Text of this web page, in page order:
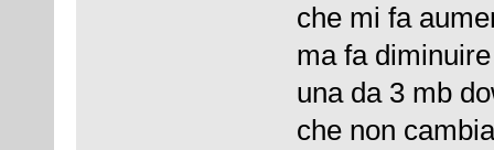
che mi fa
ma fa
una da 3 mb
che non